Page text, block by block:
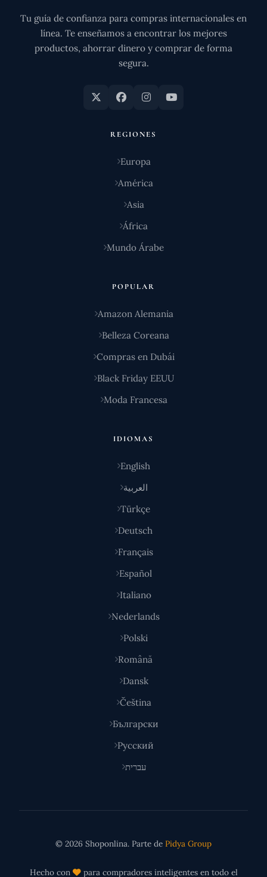
Tu guía de confianza para compras internacionales en
línea. Te enseñamos a encontrar los mejores
productos, ahorrar dinero y comprar de forma
segura.
REGIONES
Europa
América
Asia
África
Mundo Árabe
POPULAR
Amazon Alemania
Belleza Coreana
Compras en Dubái
Black Friday EEUU
Moda Francesa
IDIOMAS
English
العربية
Türkçe
Deutsch
Français
Español
Italiano
Nederlands
Polski
Română
Dansk
Čeština
Български
Русский
עברית
© 2026 Shoponlina. Parte de Pidya Group
Hecho con para compradores inteligentes en todo el